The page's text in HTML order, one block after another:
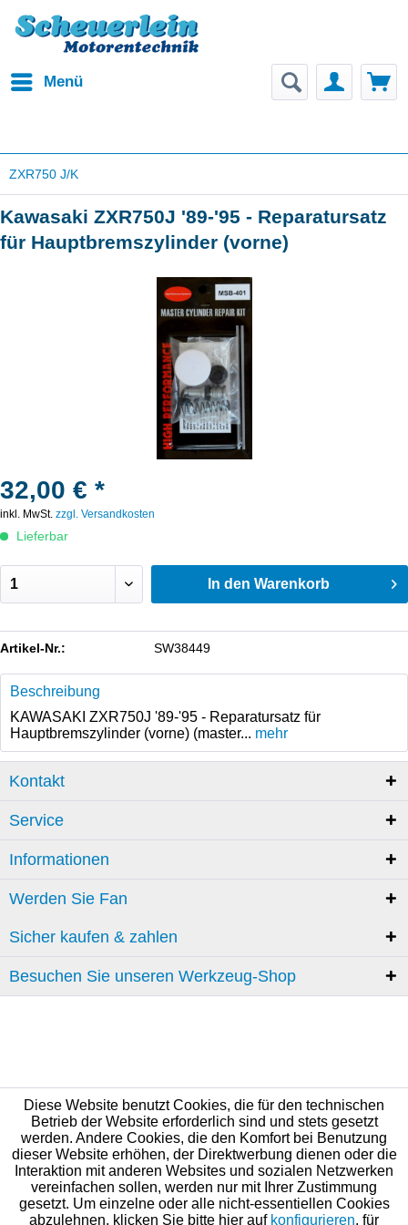
Menü
ZXR750 J/K
Kawasaki ZXR750J '89-'95 - Reparatursatz
für Hauptbremszylinder (vorne)
32,00 € *
inkl. MwSt. zzgl. Versandkosten
Lieferbar
In den Warenkorb
Artikel-Nr.: SW38449
Beschreibung
KAWASAKI ZXR750J '89-'95 - Reparatursatz für
Hauptbremszylinder (vorne) (master... mehr
Kontakt
Service
Informationen
Werden Sie Fan
Sicher kaufen & zahlen
Besuchen Sie unseren Werkzeug-Shop
Diese Website benutzt Cookies, die für den technischen
Betrieb der Website erforderlich sind und stets gesetzt
werden. Andere Cookies, die den Komfort bei Benutzung
dieser Website erhöhen, der Direktwerbung dienen oder die
Interaktion mit anderen Websites und sozialen Netzwerken
vereinfachen sollen, werden nur mit Ihrer Zustimmung
gesetzt. Um einzelne oder alle nicht-essentiellen Cookies
abzulehnen, klicken Sie bitte hier auf konfigurieren, für